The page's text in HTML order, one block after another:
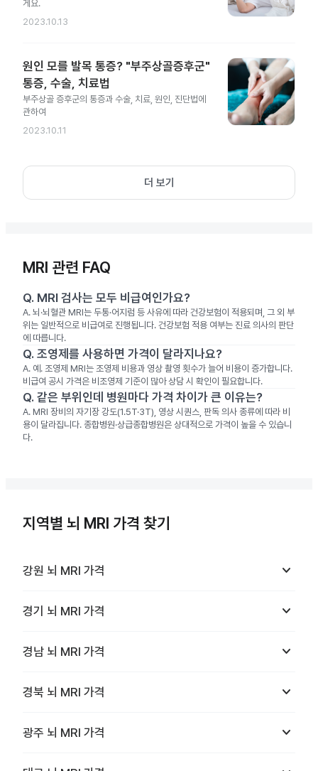
게요.
2023.10.13
원인 모를 발목 통증? "부주상골증후군"
통증, 수술, 치료법
부주상골 증후군의 통증과 수술, 치료, 원인, 진단법에
관하여
2023.10.11
더 보기
MRI 관련 FAQ
Q. MRI 검사는 모두 비급여인가요?
A. 뇌·뇌혈관 MRI는 두통·어지럼 등 사유에 따라 건강보험이 적용되며, 그 외 부
위는 일반적으로 비급여로 진행됩니다. 건강보험 적용 여부는 진료 의사의 판단
에 따릅니다.
Q. 조영제를 사용하면 가격이 달라지나요?
A. 예. 조영제 MRI는 조영제 비용과 영상 촬영 횟수가 늘어 비용이 증가합니다.
비급여 공시 가격은 비조영제 기준이 많아 상담 시 확인이 필요합니다.
Q. 같은 부위인데 병원마다 가격 차이가 큰 이유는?
A. MRI 장비의 자기장 강도(1.5T·3T), 영상 시퀀스, 판독 의사 종류에 따라 비
용이 달라집니다. 종합병원·상급종합병원은 상대적으로 가격이 높을 수 있습니
다.
지역별 뇌 MRI 가격 찾기
강원 뇌 MRI 가격 keyboard_arrow_down
경기 뇌 MRI 가격 keyboard_arrow_down
경남 뇌 MRI 가격 keyboard_arrow_down
경북 뇌 MRI 가격 keyboard_arrow_down
광주 뇌 MRI 가격 keyboard_arrow_down